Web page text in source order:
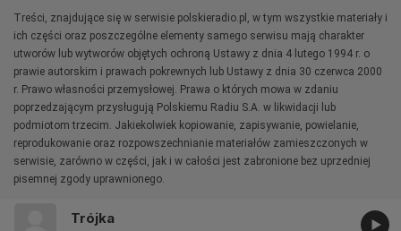
Trójka
Treści, znajdujące się w serwisie polskieradio.pl, w tym wszystkie materiały i
ich części oraz poszczególne elementy samego serwisu mają charakter
utworów lub wytworów objętych ochroną Ustawy z dnia 4 lutego 1994 r. o
prawie autorskim i prawach pokrewnych lub Ustawy z dnia 30 czerwca 2000
r. Prawo własności przemysłowej. Prawa o których mowa w zdaniu
poprzedzającym przysługują Polskiemu Radiu S.A. w likwidacji lub
podmiotom trzecim. Jakiekolwiek kopiowanie, zapisywanie, powielanie,
reprodukowanie oraz rozpowszechnianie materiałów zamieszczonych w
serwisie, zarówno w części, jak i w całości jest zabronione bez uprzedniej
pisemnej zgody uprawnionego.